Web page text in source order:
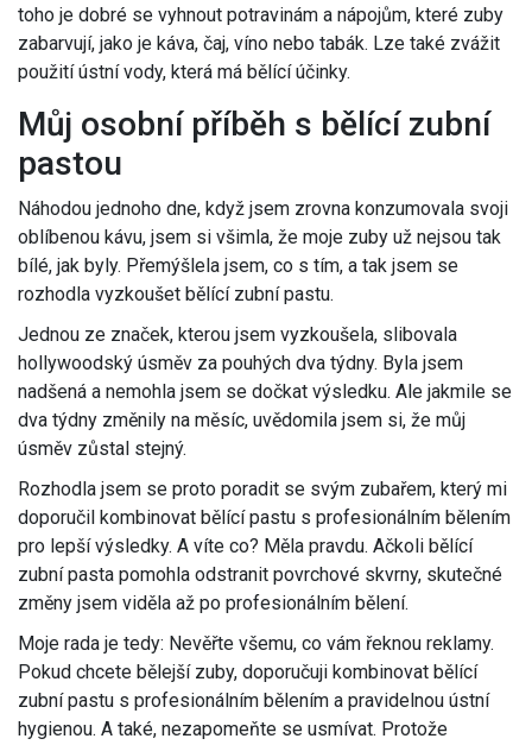
toho je dobré se vyhnout potravinám a nápojům, které zuby
zabarvují, jako je káva, čaj, víno nebo tabák. Lze také zvážit
použití ústní vody, která má bělící účinky.
Můj osobní příběh s bělící zubní
pastou
Náhodou jednoho dne, když jsem zrovna konzumovala svoji
oblíbenou kávu, jsem si všimla, že moje zuby už nejsou tak
bílé, jak byly. Přemýšlela jsem, co s tím, a tak jsem se
rozhodla vyzkoušet bělící zubní pastu.
Jednou ze značek, kterou jsem vyzkoušela, slibovala
hollywoodský úsměv za pouhých dva týdny. Byla jsem
nadšená a nemohla jsem se dočkat výsledku. Ale jakmile se
dva týdny změnily na měsíc, uvědomila jsem si, že můj
úsměv zůstal stejný.
Rozhodla jsem se proto poradit se svým zubařem, který mi
doporučil kombinovat bělící pastu s profesionálním bělením
pro lepší výsledky. A víte co? Měla pravdu. Ačkoli bělící
zubní pasta pomohla odstranit povrchové skvrny, skutečné
změny jsem viděla až po profesionálním bělení.
Moje rada je tedy: Nevěřte všemu, co vám řeknou reklamy.
Pokud chcete bělejší zuby, doporučuji kombinovat bělící
zubní pastu s profesionálním bělením a pravidelnou ústní
hygienou. A také, nezapomeňte se usmívat. Protože